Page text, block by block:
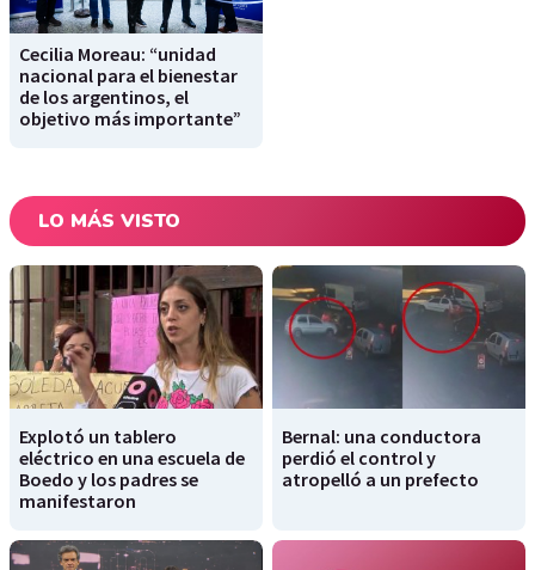
Cecilia Moreau: “unidad
nacional para el bienestar
de los argentinos, el
objetivo más importante”
LO MÁS VISTO
Explotó un tablero
eléctrico en una escuela de
Boedo y los padres se
manifestaron
Bernal: una conductora
perdió el control y
atropelló a un prefecto